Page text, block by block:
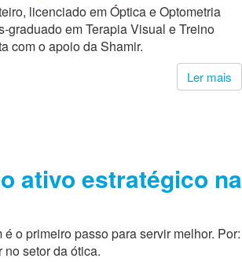
licenciado em Óptica e Optometria
graduado em Terapia Visual e Treino
com o apoio da Shamir.
Ler mais
ativo estratégico na
o primeiro passo para servir melhor. Por:
setor da ótica.